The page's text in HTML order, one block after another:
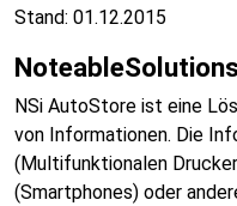
Stand: 01.12.2015
NSi AutoStore ist eine
von Informationen. Die
(Multifunktionalen
(Smartphones) oder